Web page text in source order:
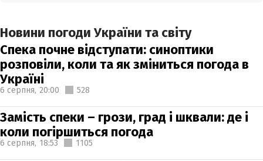
Новини погоди України та світу
Спека почне відступати: синоптики
розповіли, коли та як зміниться погода в
Україні
6 серпня, 20:00 528
Замість спеки – грози, град і шквали: де і
коли погіршиться погода
6 серпня, 18:53 1105